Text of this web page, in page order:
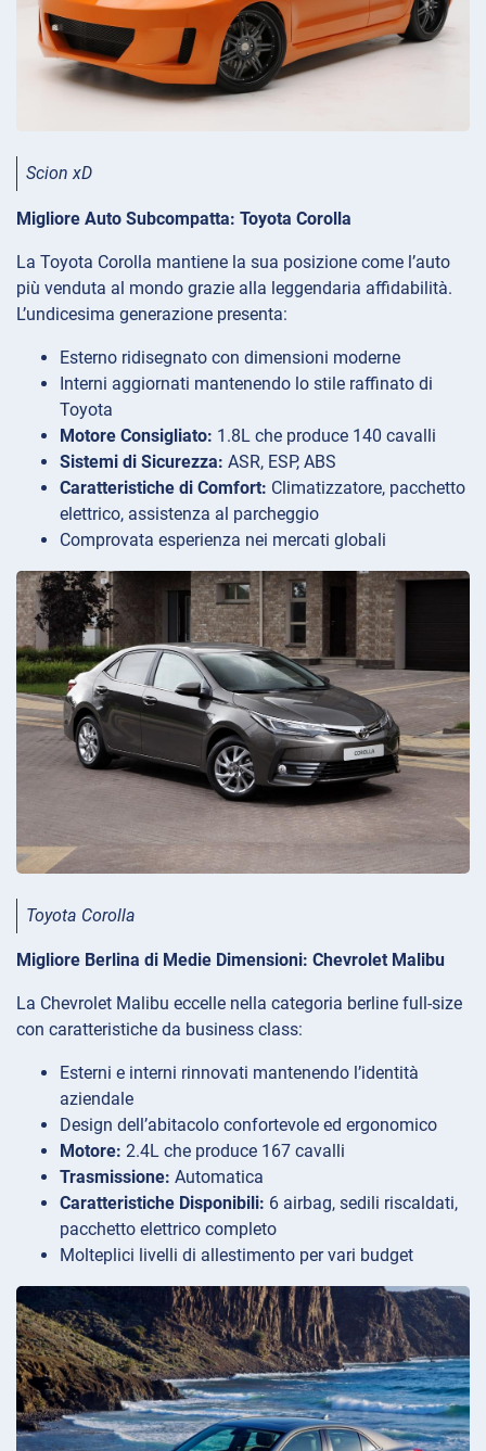
Scion xD
Migliore Auto Subcompatta: Toyota Corolla
La Toyota Corolla mantiene la sua posizione come l’auto
più venduta al mondo grazie alla leggendaria affidabilità.
L’undicesima generazione presenta:
Esterno ridisegnato con dimensioni moderne
Interni aggiornati mantenendo lo stile raffinato di
Toyota
Motore Consigliato: 1.8L che produce 140 cavalli
Sistemi di Sicurezza: ASR, ESP, ABS
Caratteristiche di Comfort: Climatizzatore, pacchetto
elettrico, assistenza al parcheggio
Comprovata esperienza nei mercati globali
Toyota Corolla
Migliore Berlina di Medie Dimensioni: Chevrolet Malibu
La Chevrolet Malibu eccelle nella categoria berline full-size
con caratteristiche da business class:
Esterni e interni rinnovati mantenendo l’identità
aziendale
Design dell’abitacolo confortevole ed ergonomico
Motore: 2.4L che produce 167 cavalli
Trasmissione: Automatica
Caratteristiche Disponibili: 6 airbag, sedili riscaldati,
pacchetto elettrico completo
Molteplici livelli di allestimento per vari budget